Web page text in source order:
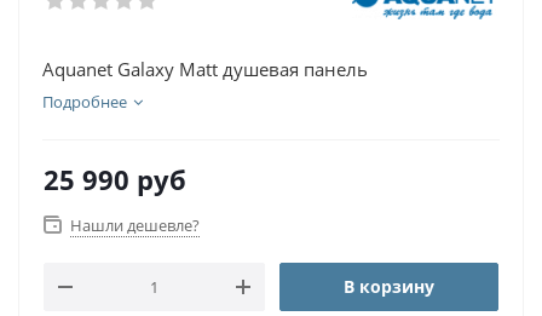
Aquanet Galaxy Matt душевая панель
Подробнее
25 990 руб
Нашли дешевле?
В корзину